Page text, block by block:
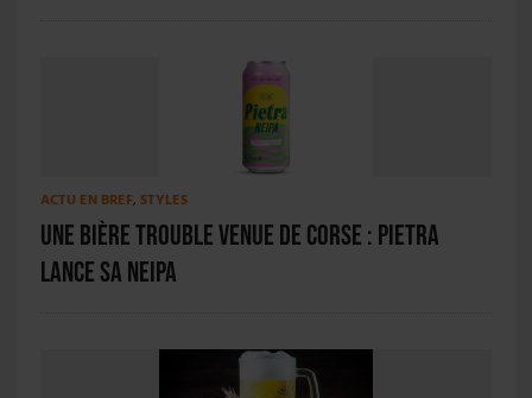
ACTU EN BREF, STYLES
Une bière trouble venue de Corse : Pietra
lance sa NEIPA